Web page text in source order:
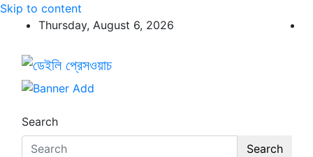
Skip to content
Thursday, August 6, 2026
ডেইলি প্রেসওয়াচ
ডেইলি প্রেসওয়াচ মুক্তিযুদ্ধের চেতনায় উদ্বুদ্ধ মুখপত্র
Search
Search